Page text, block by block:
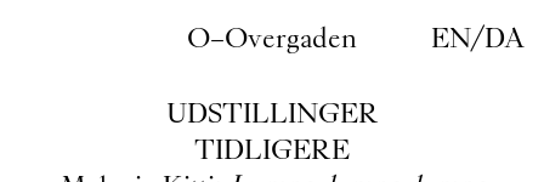
O–Overgaden EN/DA
UDSTILLINGER
TIDLIGERE